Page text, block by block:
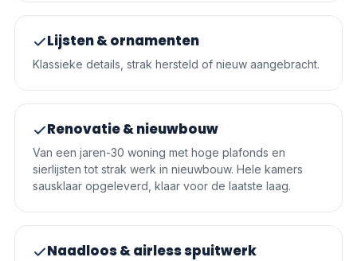
Lijsten & ornamenten
Klassieke details, strak hersteld of nieuw aangebracht.
Renovatie & nieuwbouw
Van een jaren-30 woning met hoge plafonds en
sierlijsten tot strak werk in nieuwbouw. Hele kamers
sausklaar opgeleverd, klaar voor de laatste laag.
Naadloos & airless spuitwerk